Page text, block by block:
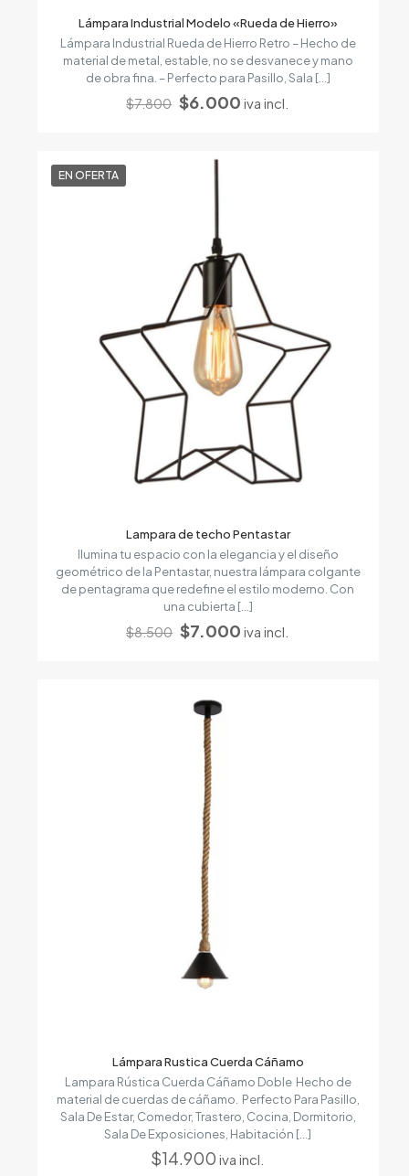
Lámpara Industrial Modelo «Rueda de Hierro»
Lámpara Industrial Rueda de Hierro Retro – Hecho de
material de metal, estable, no se desvanece y mano
de obra fina. – Perfecto para Pasillo, Sala […]
$7.800 El
$6.000El
iva incl.
EN OFERTA
Lampara de techo Pentastar
Ilumina tu espacio con la elegancia y el diseño
geométrico de la Pentastar, nuestra lámpara colgante
de pentagrama que redefine el estilo moderno. Con
una cubierta […]
$8.500 El
$8.500.
$7.000El
iva incl.
Lámpara Rustica Cuerda Cáñamo
Lampara Rústica Cuerda Cáñamo Doble Hecho de
material de cuerdas de cáñamo. Perfecto Para Pasillo,
Sala De Estar, Comedor, Trastero, Cocina, Dormitorio,
Sala De Exposiciones, Habitación […]
$14.900 iva incl.